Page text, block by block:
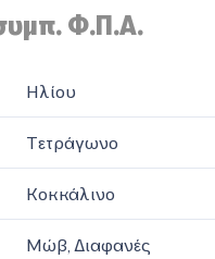
τρέχουσα
τιμή
70,00€.
Φ.Π.Α.
Ηλίου
Τετράγωνο
Κοκκάλινο
Μώβ, Διαφανές